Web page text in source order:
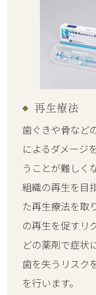
再生療法
歯ぐきや骨など
によるダメージ
うことが難しく
組織の再生を目
た再生療法を取
の再生を促すリ
どの薬剤で症状
歯を失うリスク
を行います。